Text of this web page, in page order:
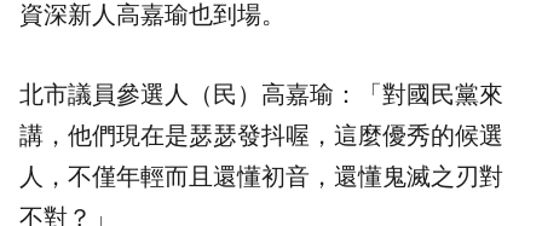
資深新人 高嘉瑜也到場。
北市議員參選人（民）高嘉瑜：「對國民黨來
講，他們現在是瑟瑟發抖喔，這麼優秀的候選
人，不僅年輕而且還懂初音，還懂鬼滅之刃對
不對？」